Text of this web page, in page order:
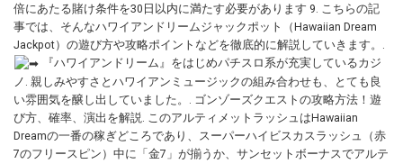
倍にあたる賭け条件を30日以内に満たす必要があります 9. こちらの記
事では、そんなハワイアンドリームジャックポット（Hawaiian Dream
Jackpot）の遊び方や攻略ポイントなどを徹底的に解説していきます。.
『ハワイアンドリーム』をはじめパチスロ系が充実しているカジ
ノ. 親しみやすさとハワイアンミュージックの組み合わせも、とても良
い雰囲気を醸し出していました。. ゴンゾーズクエストの攻略方法！遊
び方、確率、演出を解説. このアルティメットラッシュはHawaiian
Dreamの一番の稼ぎどころであり、スーパーハイビスカスラッシュ（赤
7のフリースピン）中に「金7」が揃うか、サンセットボーナスでアルテ